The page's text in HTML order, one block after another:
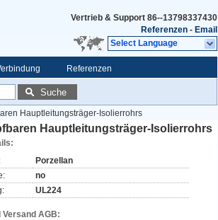
Vertrieb & Support 86--13798337430
Referenzen - Email
Select Language
Referenzen
Suche
Hauptleitungsträger-Isolierrohrs
Hauptleitungsträger-Isolierrohrs
Porzellan
no
UL224
Versand AGB: